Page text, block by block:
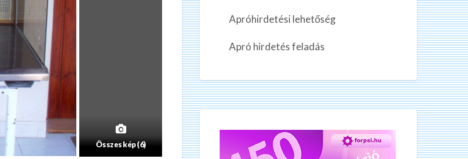
Összes kép (6)
Apróhirdetési lehetőség
Apró hirdetés feladás